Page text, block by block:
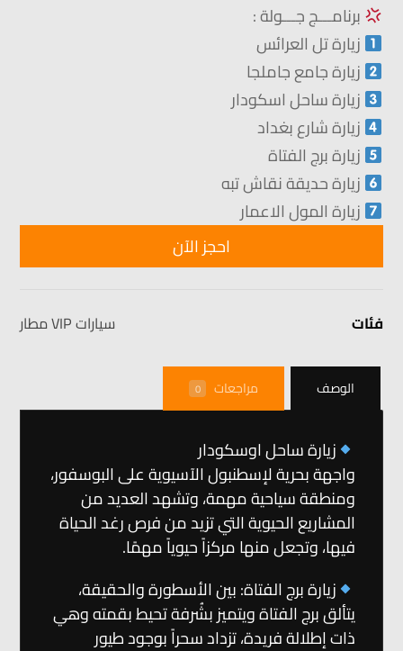
برنامـــج جـــولة :
زيارة تل العرائس
زيارة جامع جاملجا
زيارة ساحل اسكودار
زيارة شارع بغداد
زيارة برج الفتاة
زيارة حديقة نقاش تبه
زيارة المول الاعمار
احجز الآن
فئات سيارات VIP مطار
الوصف مراجعات 0
زيارة ساحل اوسكودار
واجهة بحرية لإسطنبول الآسيوية على البوسفور،
ومنطقة سياحية مهمة، وتشهد العديد من
المشاريع الحيوية التي تزيد من فرص رغد الحياة
فيها، وتجعل منها مركزاً حيوياً مهمًا.
زيارة برج الفتاة: بين الأسطورة والحقيقة،
يتألق برج الفتاة ويتميز بشُرفة تحيط بقمته وهي
ذات إطلالة فريدة، تزداد سحراً بوجود طيور